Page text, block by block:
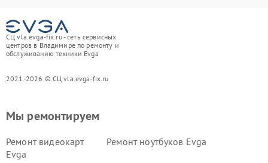
СЦ vla.evga-fix.ru - сеть сервисных
центров в Владимире по ремонту и
обслуживанию техники Evga
2021-2026 © СЦ vla.evga-fix.ru
Мы ремонтируем
Ремонт видеокарт
Evga
Ремонт ноутбуков Evga